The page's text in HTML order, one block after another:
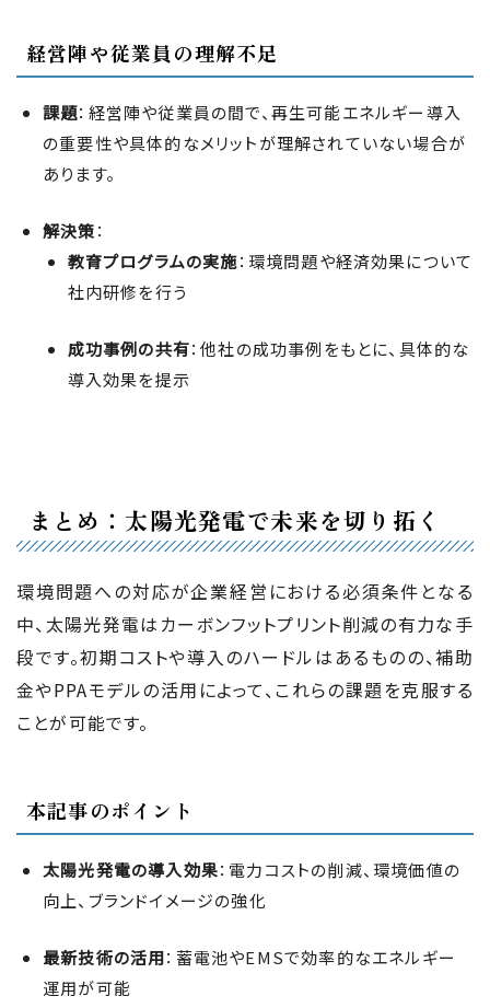
経営陣や従業員の理解不足
課題：経営陣や従業員の間で、再生可能エネルギー導入
の重要性や具体的なメリットが理解されていない場合が
あります。
解決策：
教育プログラムの実施：環境問題や経済効果について
社内研修を行う
成功事例の共有：他社の成功事例をもとに、具体的な
導入効果を提示
まとめ：太陽光発電で未来を切り拓く
環境問題への対応が企業経営における必須条件となる
中、太陽光発電はカーボンフットプリント削減の有力な手
段です。初期コストや導入のハードルはあるものの、補助
金やPPAモデルの活用によって、これらの課題を克服する
ことが可能です。
本記事のポイント
太陽光発電の導入効果：電力コストの削減、環境価値の
向上、ブランドイメージの強化
最新技術の活用：蓄電池やEMSで効率的なエネルギー
運用が可能